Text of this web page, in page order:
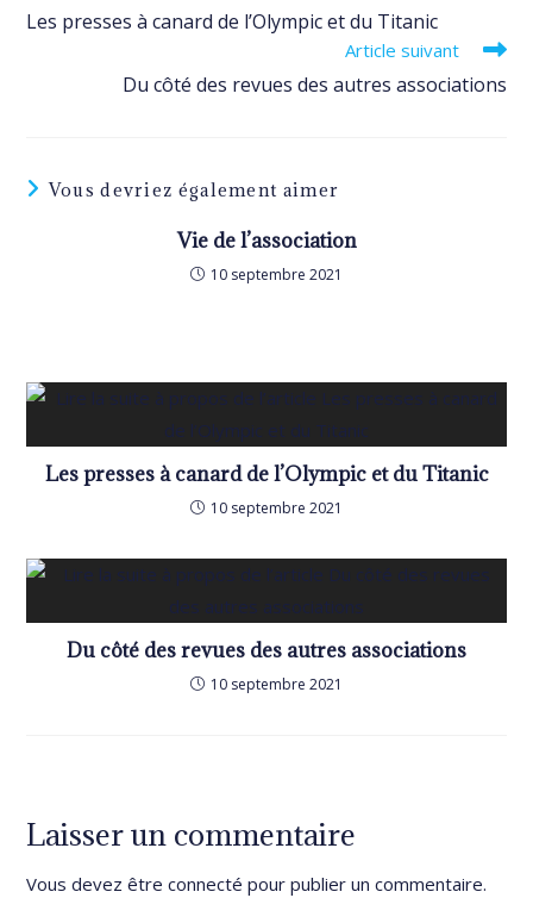
articles
Les presses à canard de l’Olympic et du Titanic
Article suivant
Du côté des revues des autres associations
Vous devriez également aimer
Vie de l’association
10 septembre 2021
Les presses à canard de l’Olympic et du Titanic
10 septembre 2021
Du côté des revues des autres associations
10 septembre 2021
Laisser un commentaire
Vous devez êtreconnecté pour publier un commentaire.